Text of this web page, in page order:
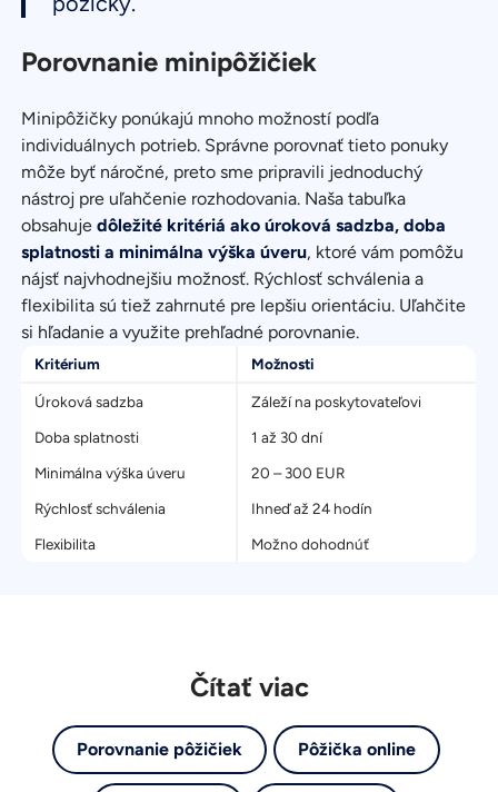
Porovnanie minipôžičiek
Minipôžičky ponúkajú mnoho možností podľa
individuálnych potrieb. Správne porovnať tieto ponuky
môže byť náročné, preto sme pripravili jednoduchý
nástroj pre uľahčenie rozhodovania. Naša tabuľka
obsahujedôležité kritériá ako úroková sadzba, doba
splatnosti a minimálna výška úveru, ktoré vám pomôžu
nájsť najvhodnejšiu možnosť. Rýchlosť schválenia a
flexibilita sú tiež zahrnuté pre lepšiu orientáciu. Uľahčite
si hľadanie a využite prehľadné porovnanie.
Kritérium Možnosti
Úroková sadzba
Záleží na poskytovateľovi
Doba splatnosti
1 až 30 dní
Minimálna výška úveru
20 – 300 EUR
Rýchlosť schválenia
Ihneď až 24 hodín
Flexibilita
Možno dohodnúť
Čítať viac
Porovnanie pôžičiek Pôžička online